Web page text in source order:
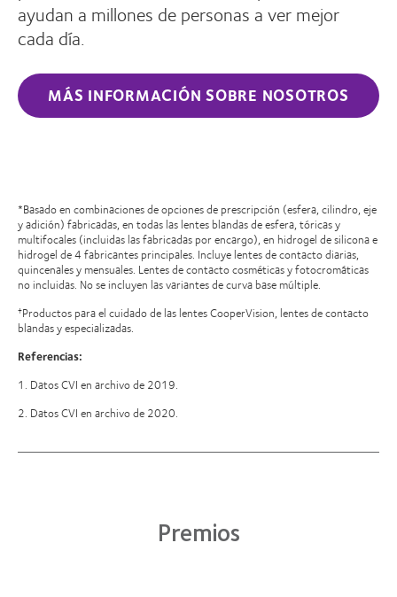
ayudan a millones de personas a ver mejor
cada día.
MÁS INFORMACIÓN SOBRE NOSOTROS
*Basado en combinaciones de opciones de prescripción (esfera, cilindro, eje
y adición) fabricadas, en todas las lentes blandas de esfera, tóricas y
multifocales (incluidas las fabricadas por encargo), en hidrogel de silicona e
hidrogel de 4 fabricantes principales. Incluye lentes de contacto diarias,
quincenales y mensuales. Lentes de contacto cosméticas y fotocromáticas
no incluidas. No se incluyen las variantes de curva base múltiple.
†Productos para el cuidado de las lentes CooperVision, lentes de contacto
blandas y especializadas.
Referencias:
1. Datos CVI en archivo de 2019.
2. Datos CVI en archivo de 2020.
Premios